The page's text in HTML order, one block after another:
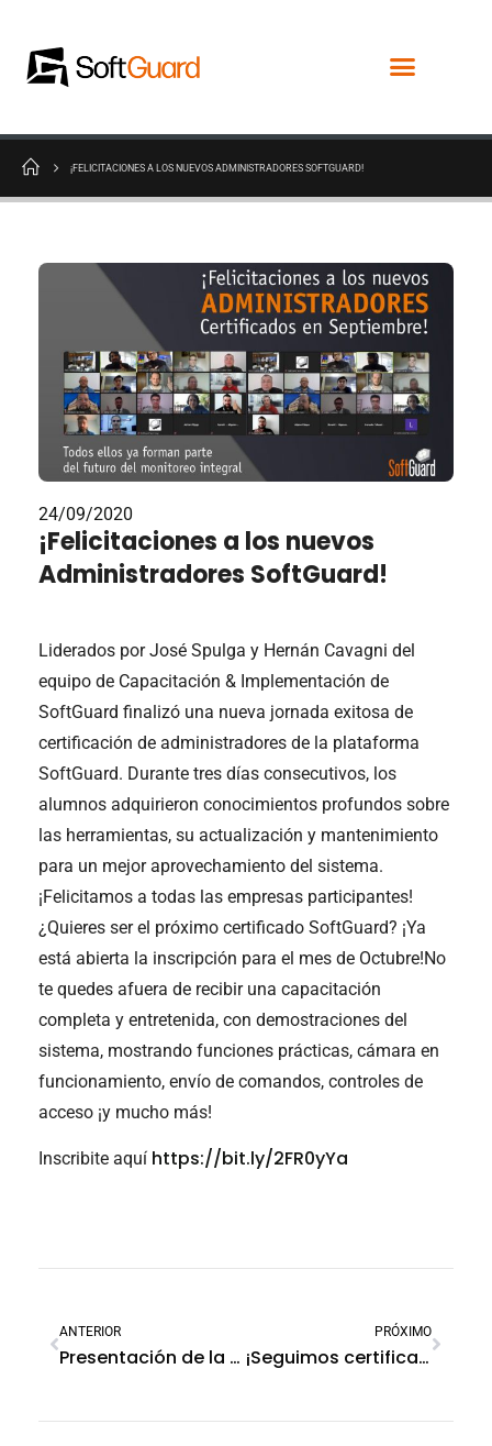
¡FELICITACIONES A LOS NUEVOS ADMINISTRADORES SOFTGUARD!
24/09/2020
¡Felicitaciones a los nuevos
Administradores SoftGuard!
Liderados por José Spulga y Hernán Cavagni del
equipo de Capacitación & Implementación de
SoftGuard finalizó una nueva jornada exitosa de
certificación de administradores de la plataforma
SoftGuard. Durante tres días consecutivos, los
alumnos adquirieron conocimientos profundos sobre
las herramientas, su actualización y mantenimiento
para un mejor aprovechamiento del sistema.
¡Felicitamos a todas las empresas participantes!
¿Quieres ser el próximo certificado SoftGuard? ¡Ya
está abierta la inscripción para el mes de Octubre!No
te quedes afuera de recibir una capacitación
completa y entretenida, con demostraciones del
sistema, mostrando funciones prácticas, cámara en
funcionamiento, envío de comandos, controles de
acceso ¡y mucho más!
Inscribite aquí https://bit.ly/2FR0yYa
ANTERIOR
Presentación de la App SmartPanics en Municipio de Perico, Argentina
PRÓXIMO
¡Seguimos certificando usuarios de la plataforma SoftGuard!